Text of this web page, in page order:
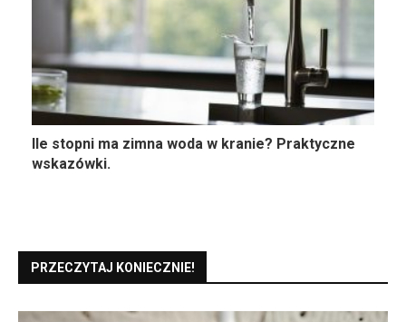
Ile stopni ma zimna woda w kranie? Praktyczne
wskazówki.
PRZECZYTAJ KONIECZNIE!